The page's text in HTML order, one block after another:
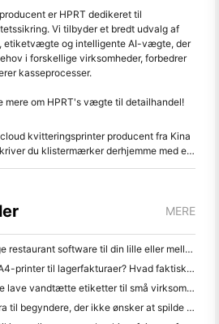
er HPRT dedikeret til
Vi tilbyder et bredt udvalg af
og intelligente AI-vægte, der
i forskellige virksomheder, forbedrer
kasseprocesser.
mere om HPRT's vægte til detailhandel!
kvitteringsprinter producent fra Kina
du klistermærker derhjemme med en termisk printer
MERE
Sådan vælger du den rigtige restaurant software til din lille eller mellemstore restaurant
Har du brug for en bærbar A4-printer til lagerfakturaer? Hvad faktisk virker
Kan termiske etikettprintere lave vandtætte etiketter til små virksomhedsprodukter?
Bedste øjeblikkelige kamera til begyndere, der ikke ønsker at spilde papir